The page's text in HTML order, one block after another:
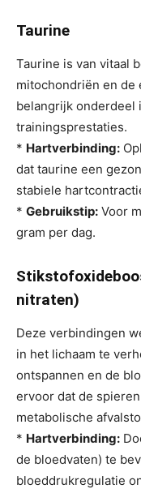
Taurine
Taurine is van vitaal
mitochondriën en de
belangrijk onderdeel
trainingsprestaties.
* Hartverbinding:
dat taurine een
stabiele
* Gebruikstip: Voor
gram per dag.
nitraten)
Deze verbindingen
in het lichaam te
ontspannen en de
ervoor dat de
metabolische
* Hartverbinding:
de bloedvaten) te
bloeddrukregulatie